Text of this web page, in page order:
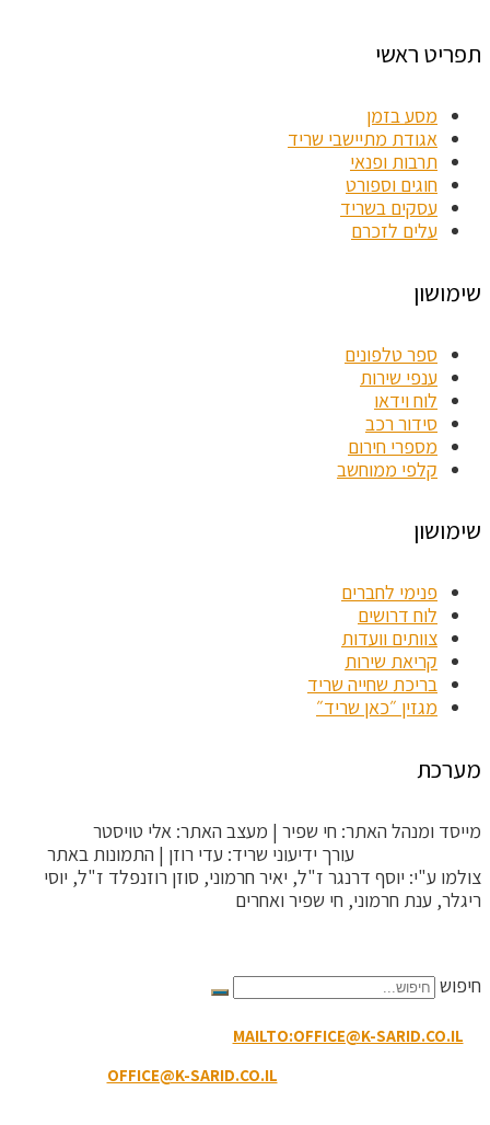
תפריט ראשי
מסע בזמן
אגודת מתיישבי שריד
תרבות ופנאי
חוגים וספורט
עסקים בשריד
עלים לזכרם
שימושון
ספר טלפונים
ענפי שירות
לוח וידאו
סידור רכב
מספרי חירום
קלפי ממוחשב
שימושון
פנימי לחברים
לוח דרושים
צוותים וועדות
קריאת שירות
בריכת שחייה שריד
מגזין ״כאן שריד״
מערכת
מייסד ומנהל האתר: חי שפיר | מעצב האתר: אלי טויסטר
עורך ידיעוני שריד: עדי רוזן | התמונות באתר
צולמו ע"י: יוסף דרנגר ז"ל, יאיר חרמוני, סוזן רוזנפלד ז"ל, יוסי
ריגלר, ענת חרמוני, חי שפיר ואחרים
חיפוש
MAILTO:OFFICE@K-SARID.CO.IL
OFFICE@K-SARID.CO.IL